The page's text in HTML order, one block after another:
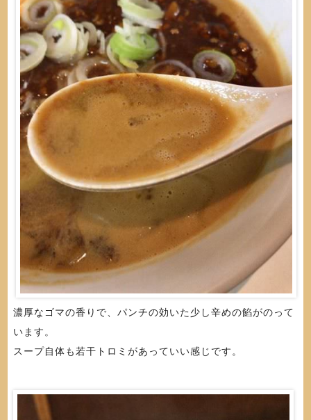
濃厚なゴマの香りで、パンチの効いた少し辛めの餡がのって
います。
スープ自体も若干トロミがあっていい感じです。